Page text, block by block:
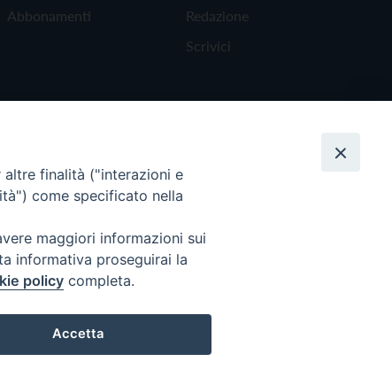
Abbonamenti
Redazione
Scrivici
finalità ("interazioni e
come specificato nella
maggiori informazioni sui
informativa proseguirai la
policy completa.
Accetta